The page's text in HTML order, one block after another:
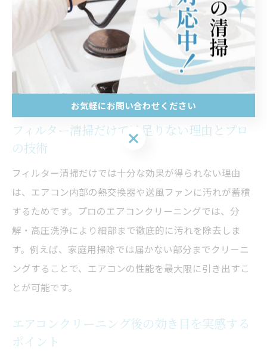
部品やファンの動作不良を引き起こす原因となるためで
す。例えば、定期的なクリーニングを実施することで、
水漏れや異音、冷暖房能力の低下といったトラブルを未
然に防ぐことができます。結果として、長期的なメンテ
ナンスコストも抑えられます。
フィルター清掃だけでは足りない理由とプロ
の技術
フィルター清掃だけでは十分な効果が得られない理由
は、エアコン内部の熱交換器や送風ファンに汚れが蓄積
するためです。プロのエアコンクリーニングでは、分
解・高圧洗浄により細部まで徹底的に汚れを除去しま
す。例えば、家庭用掃除では届かない部分までクリーニ
ングすることで、エアコンの性能を最大限に引き出すこ
とが可能です。
エアコンクリーニング後の効き目を実感する
ポイント
お気軽にお問い合わせください
お気軽にお問い合わせください